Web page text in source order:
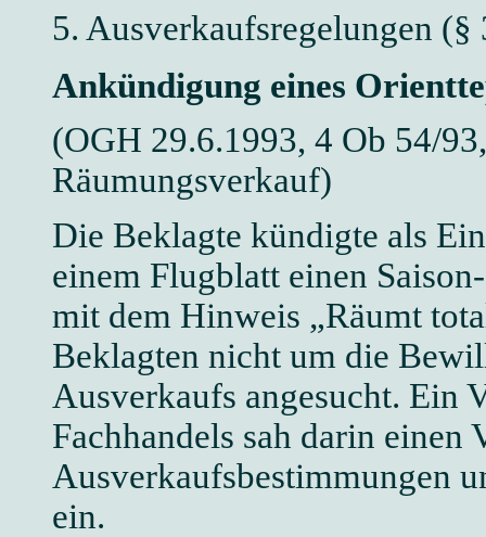
5. Ausverkaufsregelungen
Ankündigung eines
(OGH 29.6.1993, 4 Ob 54/
Räumungsverkauf)
Die Beklagte kündigte als
einem Flugblatt einen
mit dem Hinweis „Räumt
Beklagten nicht um die
Ausverkaufs angesucht. Ein
Fachhandels sah darin einen
Ausverkaufsbestimmungen
ein.